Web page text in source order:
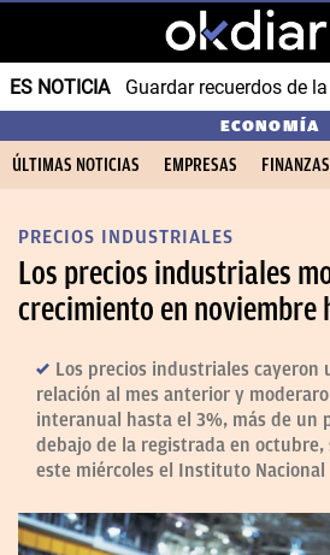
ES NOTICIA Guardar recuerdos de la
ECONOMÍA
ÚLTIMAS NOTICIAS EMPRESAS FINANZAS
PRECIOS INDUSTRIALES
Los precios industriales
crecimiento en noviembre
Los precios industriales cayeron
relación al mes anterior y
interanual hasta el 3%, más de un
debajo de la registrada en
este miércoles el Instituto Nacional